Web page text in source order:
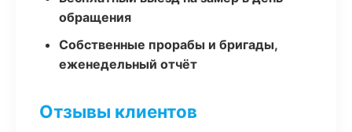
обращения
Собственные прорабы и бригады,
еженедельный отчёт
Отзывы клиентов